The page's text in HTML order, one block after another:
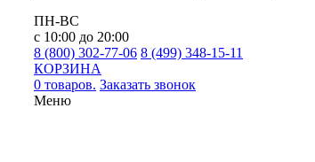
ПН-ВС
с 10:00 до 20:00
8 (800) 302-77-06 8 (499) 348-15-11
КОРЗИНА
0 товаров. Заказать звонок
Меню